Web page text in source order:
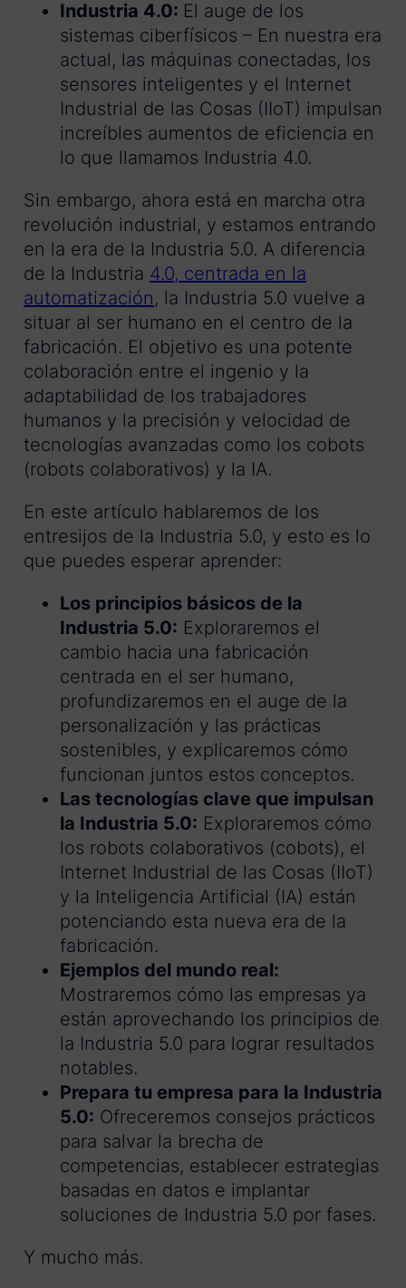
Industria 4.0: El auge de los
sistemas ciberfísicos – En nuestra era
actual, las máquinas conectadas, los
sensores inteligentes y el Internet
Industrial de las Cosas (IIoT) impulsan
increíbles aumentos de eficiencia en
lo que llamamos Industria 4.0.
Sin embargo, ahora está en marcha otra
revolución industrial, y estamos entrando
en la era de la Industria 5.0. A diferencia
de la Industria 4.0, centrada en la
automatización, la Industria 5.0 vuelve a
situar al ser humano en el centro de la
fabricación. El objetivo es una potente
colaboración entre el ingenio y la
adaptabilidad de los trabajadores
humanos y la precisión y velocidad de
tecnologías avanzadas como los cobots
(robots colaborativos) y la IA.
En este artículo hablaremos de los
entresijos de la Industria 5.0, y esto es lo
que puedes esperar aprender:
Los principios básicos de la
Industria 5.0: Exploraremos el
cambio hacia una fabricación
centrada en el ser humano,
profundizaremos en el auge de la
personalización y las prácticas
sostenibles, y explicaremos cómo
funcionan juntos estos conceptos.
Las tecnologías clave que impulsan
la Industria 5.0: Exploraremos cómo
los robots colaborativos (cobots), el
Internet Industrial de las Cosas (IIoT)
y la Inteligencia Artificial (IA) están
potenciando esta nueva era de la
fabricación.
Ejemplos del mundo real:
Mostraremos cómo las empresas ya
están aprovechando los principios de
la Industria 5.0 para lograr resultados
notables.
Prepara tu empresa para la Industria
5.0: Ofreceremos consejos prácticos
para salvar la brecha de
competencias, establecer estrategias
basadas en datos e implantar
soluciones de Industria 5.0 por fases.
Y mucho más.